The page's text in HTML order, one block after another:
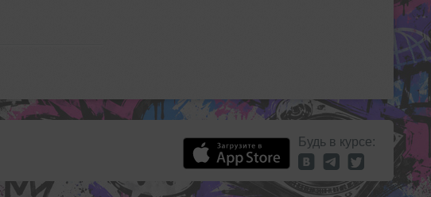
Будь в курсе: